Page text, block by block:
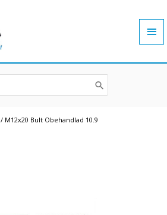
/ M12x20 Bult Obehandlad 10.9